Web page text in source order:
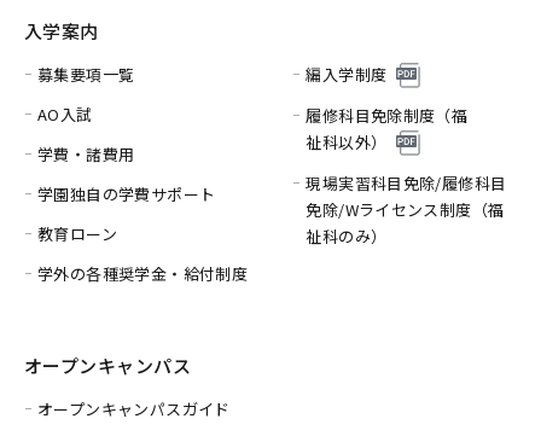
入学案内
募集要項一覧
AO入試
学費・諸費用
学園独自の学費サポート
教育ローン
学外の各種奨学金・給付制度
編入学制度
履修科目免除制度（福
祉科以外）
現場実習科目免除/履修科目
免除/Wライセンス制度（福
祉科のみ）
オープンキャンパス
オープンキャンパスガイド